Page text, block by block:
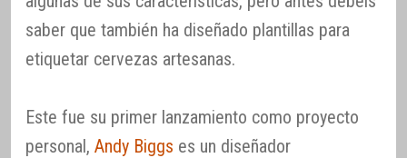
saber que también ha diseñado plantillas para
etiquetar cervezas artesanas.
Este fue su primer lanzamiento como proyecto
personal, Andy Biggs es un diseñador